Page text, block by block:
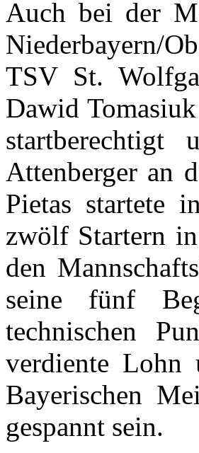
Auch bei der
Niederbayern/
TSV St.
Dawid
startberechtigt
Attenberger an
Pietas startete
zwölf Startern
den
seine fünf
technischen
verdiente
Bayerischen
gespannt sein.